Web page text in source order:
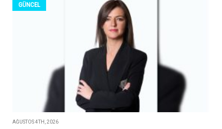
GÜNCEL
AĞUSTOS 4TH, 2026